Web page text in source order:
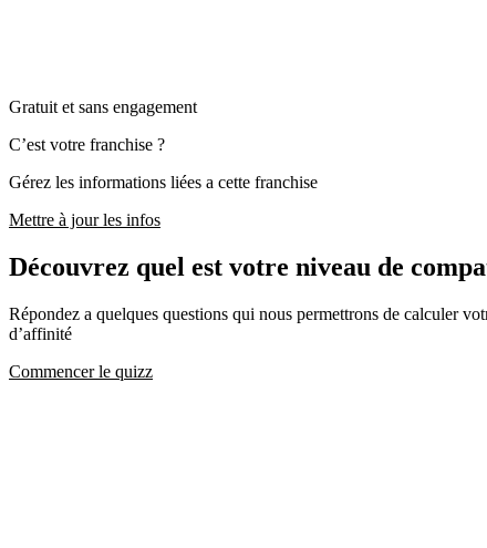
Gratuit et sans engagement
C’est votre franchise ?
Gérez les informations liées a cette franchise
Mettre à jour les infos
Découvrez quel est votre niveau de
Répondez a quelques questions qui nous permettrons de calculer
d’affinité
Commencer le quizz